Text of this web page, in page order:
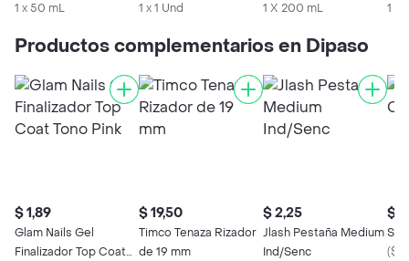
1 x 50 mL
1 x 1 Und
200 Ml
1 X 200 mL
1 x
Productos complementarios en Dipaso
$ 1,89
Glam Nails Gel
Finalizador Top Coat
$ 19,50
Timco Tenaza Rizador
de 19 mm
$ 2,25
Jlash Pestaña Medium
Ind/Senc
$
(